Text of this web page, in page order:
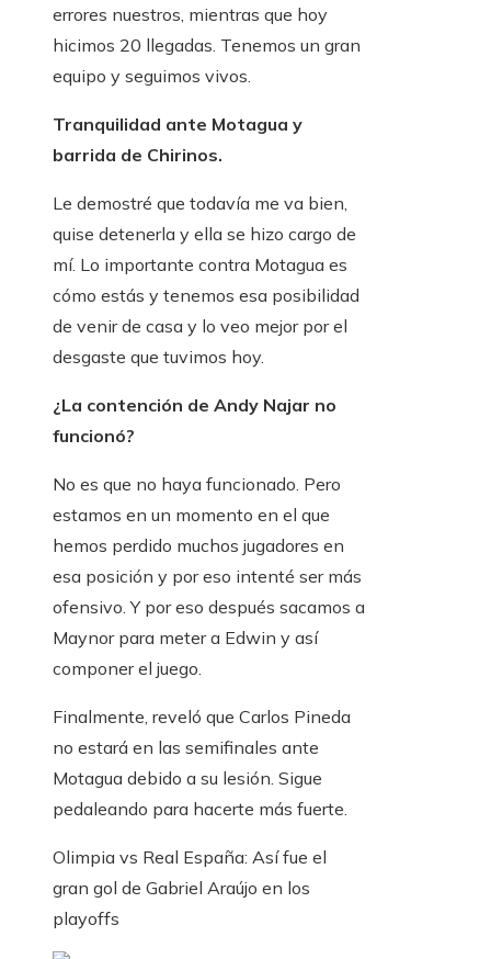
errores nuestros, mientras que hoy
hicimos 20 llegadas. Tenemos un gran
equipo y seguimos vivos.
Tranquilidad ante Motagua y
barrida de Chirinos.
Le demostré que todavía me va bien,
quise detenerla y ella se hizo cargo de
mí. Lo importante contra Motagua es
cómo estás y tenemos esa posibilidad
de venir de casa y lo veo mejor por el
desgaste que tuvimos hoy.
¿La contención de Andy Najar no
funcionó?
No es que no haya funcionado. Pero
estamos en un momento en el que
hemos perdido muchos jugadores en
esa posición y por eso intenté ser más
ofensivo. Y por eso después sacamos a
Maynor para meter a Edwin y así
componer el juego.
Finalmente, reveló que Carlos Pineda
no estará en las semifinales ante
Motagua debido a su lesión. Sigue
pedaleando para hacerte más fuerte.
Olimpia vs Real España: Así fue el
gran gol de Gabriel Araújo en los
playoffs